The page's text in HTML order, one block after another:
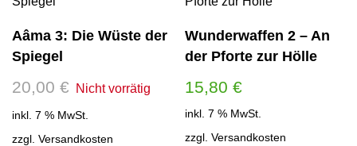
Aâma 3: Die Wüste der
Spiegel
20,00 €
inkl. 7 % MwSt.
zzgl. Versandkosten
Wunderwaffen 2 – An
der Pforte zur Hölle
15,80€
inkl. 7 % MwSt.
zzgl.Versandkosten